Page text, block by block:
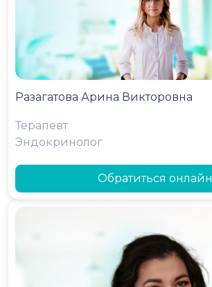
Разагатова Арина Викторовна
Терапевт
Эндокринолог
Обратиться онлайн